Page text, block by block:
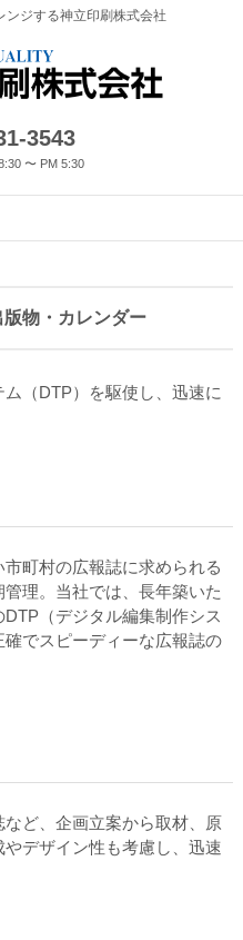
ンジする神立印刷株式会社
3543
〜 PM 5:30
版物・カレンダー
（DTP）を駆使し、迅速に
町村の広報誌に求められる
理。当社では、長年築いた
（デジタル編集制作シス
でスピーディーな広報誌の
ど、企画立案から取材、原
デザイン性も考慮し、迅速